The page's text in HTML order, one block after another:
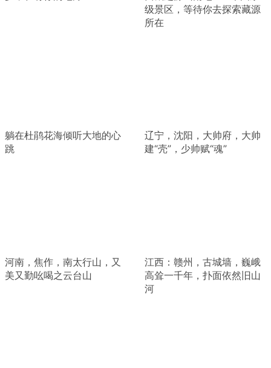
级景区，等待你去探索藏源
所在
躺在杜鹃花海倾听大地的心
跳
辽宁，沈阳，大帅府，大帅
建“壳”，少帅赋“魂”
河南，焦作，南太行山，又
美又勤吆喝之云台山
江西：赣州，古城墙，巍峨
高耸一千年，扑面依然旧山
河